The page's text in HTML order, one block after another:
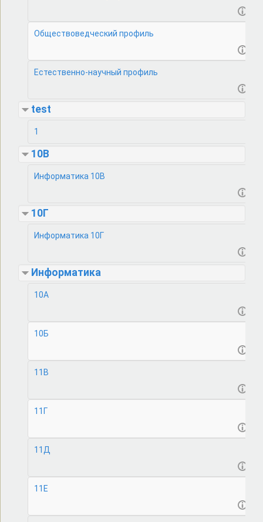
Обществоведческий профиль
Естественно-научный профиль
test
1
10В
Информатика 10В
10Г
Информатика 10Г
Информатика
10А
10Б
11В
11Г
11Д
11Е